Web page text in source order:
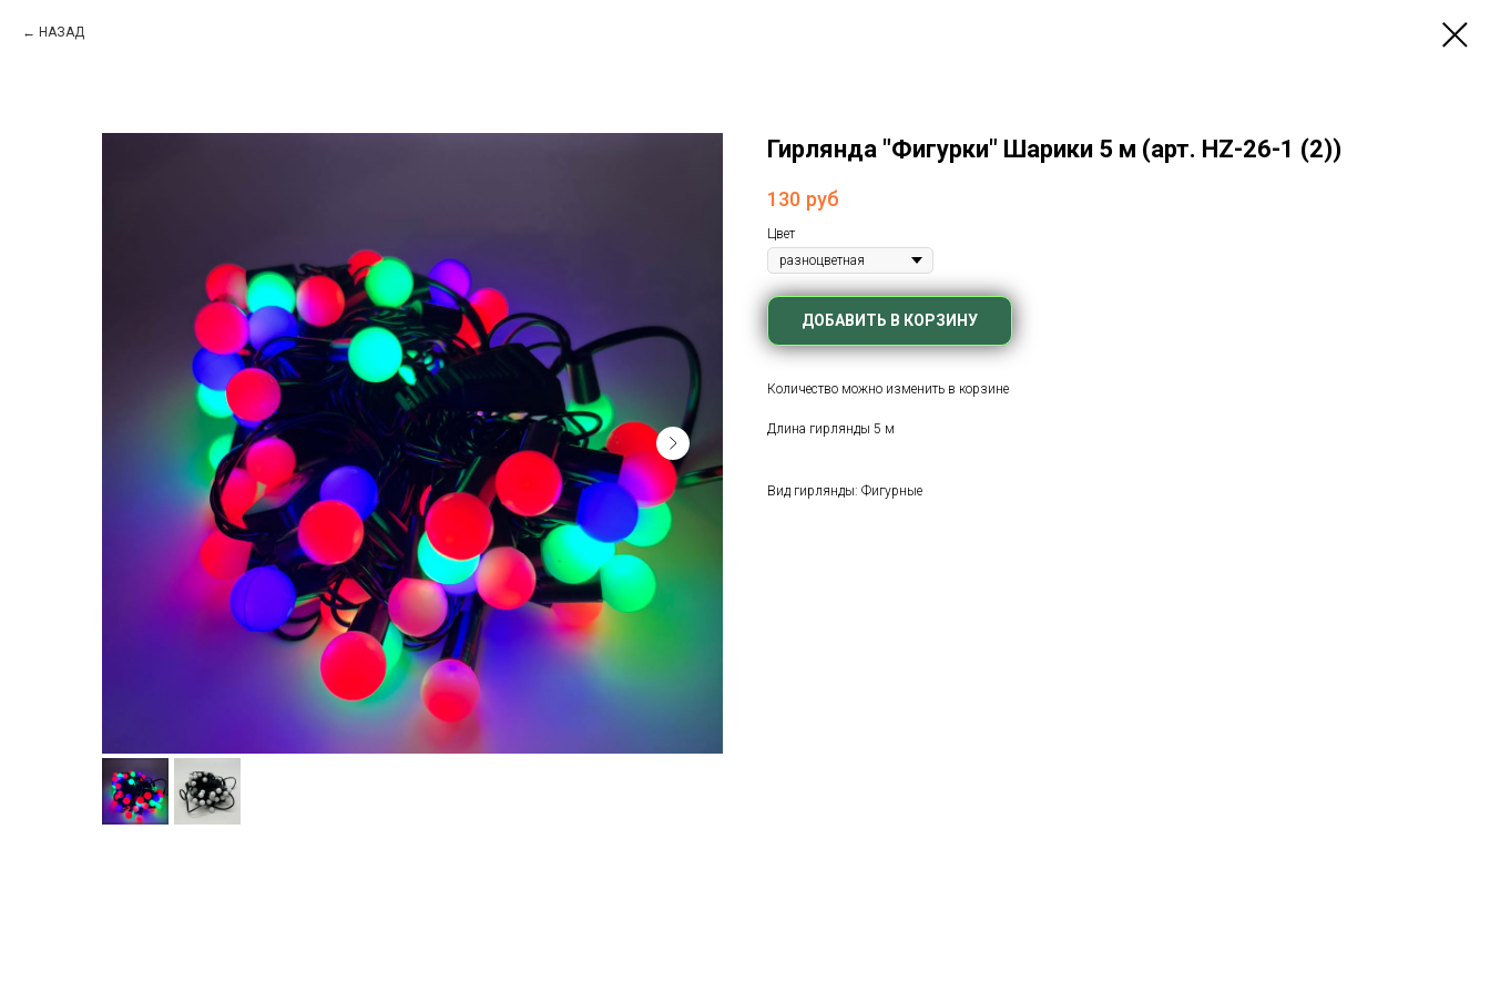
НАЗАД
Гирлянда "Фигурки" Шарики 5 м (арт. HZ-26-1 (2))
130 руб
Цвет
ДОБАВИТЬ В КОРЗИНУ
Количество можно изменить в корзине
Длина гирлянды 5 м
Вид гирлянды: Фигурные